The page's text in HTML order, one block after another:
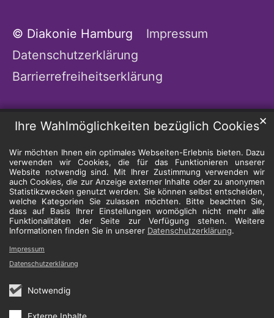
Ihre Wahlmöglichkeiten bezüglich Cookies
Wir möchten Ihnen ein optimales Webseiten-Erlebnis bieten. Dazu
verwenden wir Cookies, die für das Funktionieren unserer
Website notwendig sind. Mit Ihrer Zustimmung verwenden wir
auch Cookies, die zur Anzeige externer Inhalte oder zu anonymen
Statistikzwecken genutzt werden. Sie können selbst entscheiden,
welche Kategorien Sie zulassen möchten. Bitte beachten Sie,
dass auf Basis Ihrer Einstellungen womöglich nicht mehr alle
Funktionalitäten der Seite zur Verfügung stehen. Weitere
Informationen finden Sie in unserer Datenschutzerklärung.
Notwendig
Externe Inhalte
✕
Impressum
Datenschutzerklärung
© Diakonie Hamburg
Impressum
Datenschutzerklärung
Barrierrefreiheitserklärung